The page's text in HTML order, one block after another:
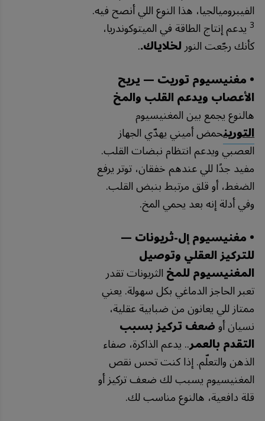
الفيبروميالجيا، هذا النوع اللي أنصح فيه.
3 يدعم إنتاج الطاقة في الميتوكوندريا،
كأنك رجّعت النورلخلاياك..
• مغنيسيوم توريت — يريح
الأعصاب ويدعم القلب والمخ
هالنوع يجمع بين المغنيسيوم
التورينحمض أميني يهدّي الجهاز
العصبي ويدعم انتظام نبضات القلب.
مفيد جدًا للي عندهم خفقان، توتر يرفع
الضغط، أو قلق مرتبط بنبض القلب.
وفي أدلة إنه بعد يحمي المخ.
• مغنيسيوم إل-ثريونات —
للتركيز العقلي وتوصيل
المغنيسيوم للمخالثريونات تقدر
تعبر الحاجز الدماغي بكل سهولة. يعني
ممتاز للي يعانون من ضبابية عقلية،
نسيان أوضعف تركيز بسبب
التقدم بالعمر.. يدعم الذاكرة، صفاء
الذهن والتعلّم. إذا كنت تحس نقص
المغنيسيوم يسبب لك ضعف تركيز أو
قلة دافعية، هالنوع مناسب لك.